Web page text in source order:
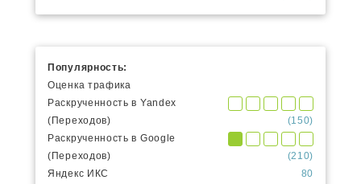
Популярность:
Оценка трафика
Раскрученность в Yandex
(Переходов)
(150)
Раскрученность в Google
(Переходов)
(210)
Яндекс ИКС
80